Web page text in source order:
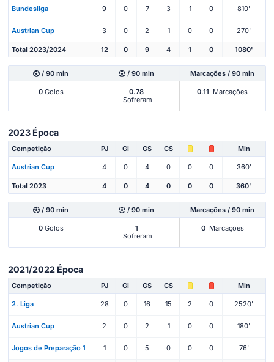
Bundesliga 9 0 7 3 1 0 810'
Austrian Cup 3 0 2 1 0 0 270'
Total 2023/2024 12 0 9 4 1 0 1080'
/ 90 min / 90 min Marcações / 90 min
0Golos
0.78
Sofreram
0.11 Marcações
2023 Época
Competição PJ Gl GS CS Min
Austrian Cup 4 0 4 0 0 0 360'
Total 2023 4 0 4 0 0 0 360'
/ 90 min / 90 min Marcações / 90 min
0Golos
1
Sofreram
0 Marcações
2021/2022 Época
Competição PJ Gl GS CS Min
2. Liga 28 0 16 15 2 0 2520'
Austrian Cup 2 0 2 1 0 0 180'
Jogos de Preparação 1 1 0 5 0 0 0 76'